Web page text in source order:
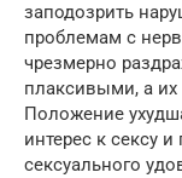
заподозрить
проблемам с
чрезмерно
плаксивыми, а их
Положение
интерес к сексу
сексуального